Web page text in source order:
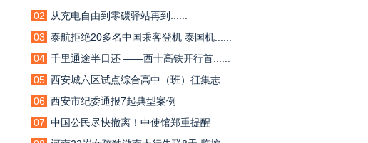
02
从充电自由到零碳驿站再到......
03 泰航拒绝20多名中国乘客登机 泰国机......
04 千里通途半日还 ——西十高铁开行首......
05 西安城六区试点综合高中（班）征集志......
06 西安市纪委通报7起典型案例
07 中国公民尽快撤离！中使馆郑重提醒